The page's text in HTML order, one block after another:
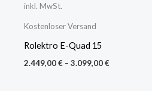
inkl. MwSt.
Kostenloser Versand
Rolektro E-Quad 15
2.449,00€ – 3.099,00€